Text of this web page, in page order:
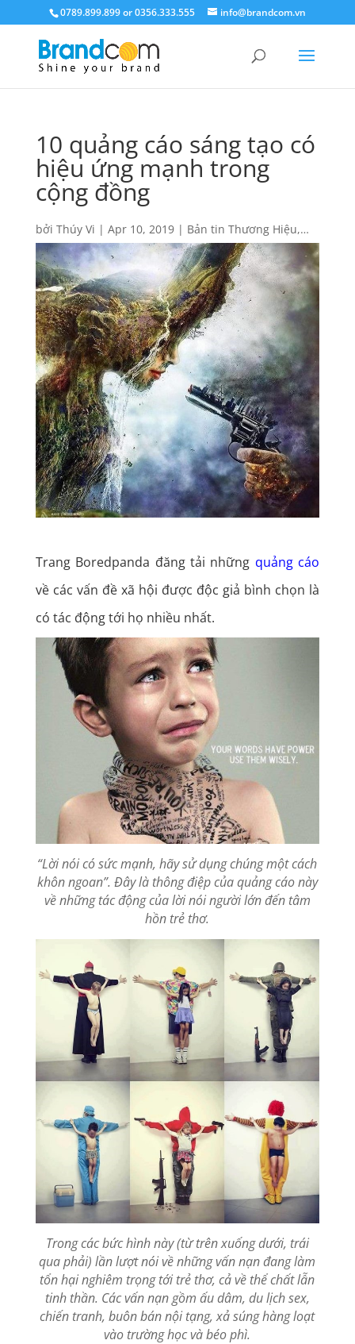
0789.899.899 or 0356.333.555 info@brandcom.vn
10 quảng cáo sáng tạo có
hiệu ứng mạnh trong
cộng đồng
bởi Thúy Vi | Apr 10, 2019| Bản tin Thương Hiệu,
Tin Brandcom,Tin tức
Trang Boredpanda đăng tải những quảng cáo
về các vấn đề xã hội được độc giả bình chọn là
có tác động tới họ nhiều nhất.
“Lời nói có sức mạnh, hãy sử dụng chúng một cách
khôn ngoan”. Đây là thông điệp của quảng cáo này
về những tác động của lời nói người lớn đến tâm
hồn trẻ thơ.
Trong các bức hình này (từ trên xuống dưới, trái
qua phải) lần lượt nói về những vấn nạn đang làm
tổn hại nghiêm trọng tới trẻ thơ, cả về thể chất lẫn
tinh thần. Các vấn nạn gồm ấu dâm, du lịch sex,
chiến tranh, buôn bán nội tạng, xả súng hàng loạt
vào trường học và béo phì.